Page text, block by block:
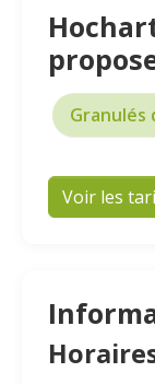
Granulés
Voir les